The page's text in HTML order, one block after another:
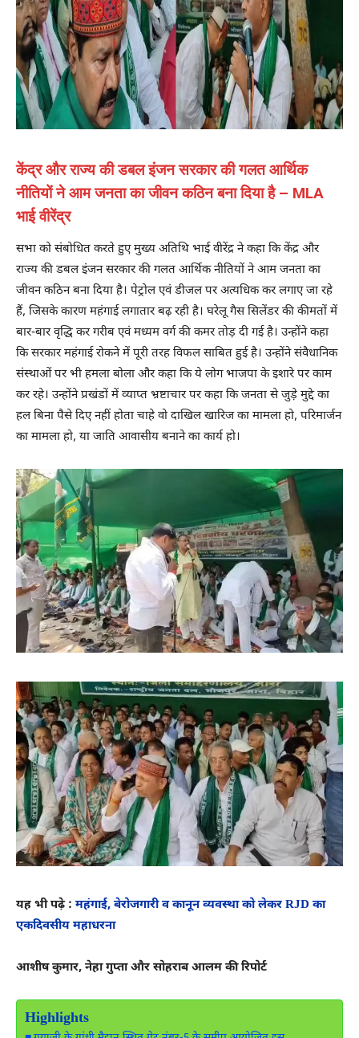
केंद्र और राज्य की डबल इंजन सरकार की गलत आर्थिक
नीतियों ने आम जनता का जीवन कठिन बना दिया है – MLA
भाई वीरेंद्र
सभा को संबोधित करते हुए मुख्य अतिथि भाई वीरेंद्र ने कहा कि केंद्र और
राज्य की डबल इंजन सरकार की गलत आर्थिक नीतियों ने आम जनता का
जीवन कठिन बना दिया है। पेट्रोल एवं डीजल पर अत्यधिक कर लगाए जा रहे
हैं, जिसके कारण महंगाई लगातार बढ़ रही है। घरेलू गैस सिलेंडर की कीमतों में
बार-बार वृद्धि कर गरीब एवं मध्यम वर्ग की कमर तोड़ दी गई है। उन्होंने कहा
कि सरकार महंगाई रोकने में पूरी तरह विफल साबित हुई है। उन्होंने संवैधानिक
संस्थाओं पर भी हमला बोला और कहा कि ये लोग भाजपा के इशारे पर काम
कर रहे। उन्होंने प्रखंडों में व्याप्त भ्रष्टाचार पर कहा कि जनता से जुड़े मुद्दे का
हल बिना पैसे दिए नहीं होता चाहे वो दाखिल खारिज का मामला हो, परिमार्जन
का मामला हो, या जाति आवासीय बनाने का कार्य हो।
यह भी पढ़े : महंगाई, बेरोजगारी व कानून व्यवस्था को लेकर RJD का
एकदिवसीय महाधरना
आशीष कुमार, नेहा गुप्ता और सोहराब आलम की रिपोर्ट
Highlights